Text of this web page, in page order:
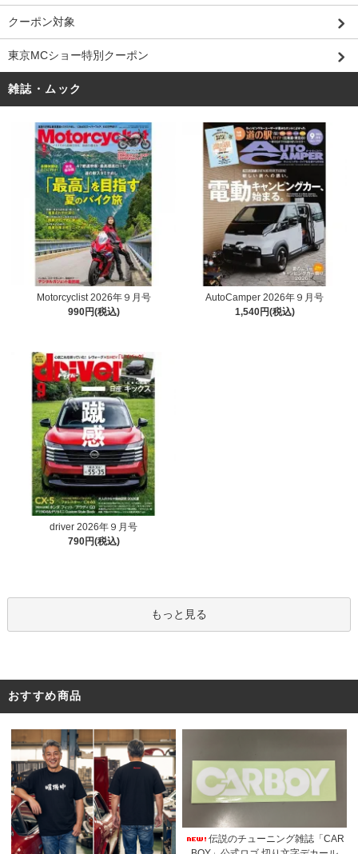
クーポン対象
東京MCショー特別クーポン
雑誌・ムック
Motorcyclist 2026年９月号
990円(税込)
AutoCamper 2026年９月号
1,540円(税込)
driver 2026年９月号
790円(税込)
もっと見る
おすすめ商品
伝説のチューニング雑誌「CAR